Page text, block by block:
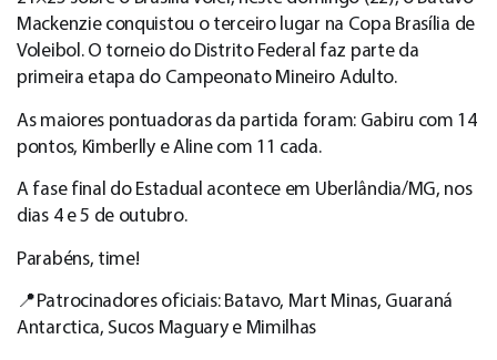
Mackenzie conquistou o terceiro lugar na Copa Brasília de
Voleibol. O torneio do Distrito Federal faz parte da
primeira etapa do Campeonato Mineiro Adulto.
As maiores pontuadoras da partida foram: Gabiru com 14
pontos, Kimberlly e Aline com 11 cada.
A fase final do Estadual acontece em Uberlândia/MG, nos
dias 4 e 5 de outubro.
Parabéns, time!
📍Patrocinadores oficiais: Batavo, Mart Minas, Guaraná
Antarctica, Sucos Maguary e Mimilhas